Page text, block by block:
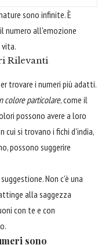
sono infinite. È
numero all'emozione
Rilevanti
trovare i numeri più adatti.
colore particolare, come il
possono avere a loro
cui si trovano i fichi d'india,
possono suggerire
Non c'è una
alla saggezza
con te e con
sono